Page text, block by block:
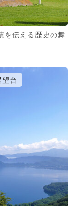
を伝える歴史の舞
台